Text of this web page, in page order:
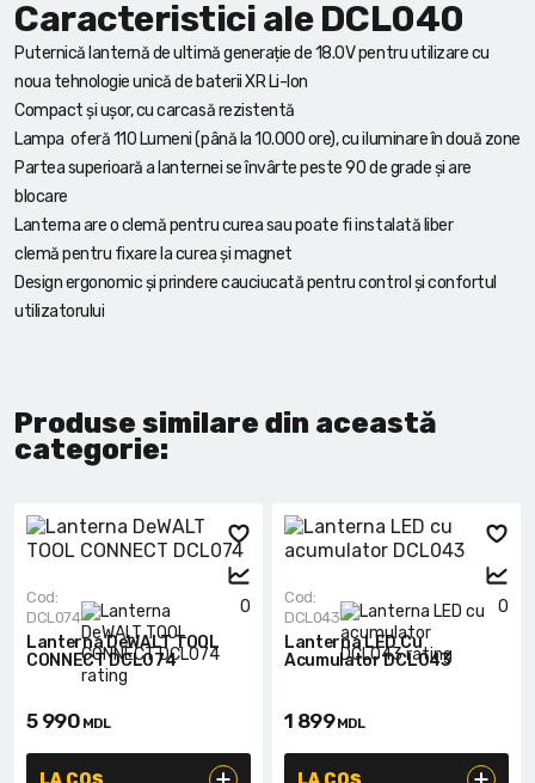
Caracteristici ale DCL040
Puternică lanternă de ultimă generație de 18.0V pentru utilizare cu
noua tehnologie unică de baterii XR Li-lon
Compact și ușor, cu carcasă rezistentă
Lampa oferă 110 Lumeni (până la 10.000 ore), cu iluminare în două zone
Partea superioară a lanternei se învârte peste 90 de grade și are
blocare
Lanterna are o clemă pentru curea sau poate fi instalată liber
clemă pentru fixare la curea și magnet
Design ergonomic și prindere cauciucată pentru control și confortul
utilizatorului
Produse similare din această
categorie:
0
Cod:
DCL074
Lanterna DeWALT TOOL
CONNECT DCL074
5 990 MDL
0
Cod:
DCL043
Lanterna LED Cu
Acumulator DCL043
1 899 MDL